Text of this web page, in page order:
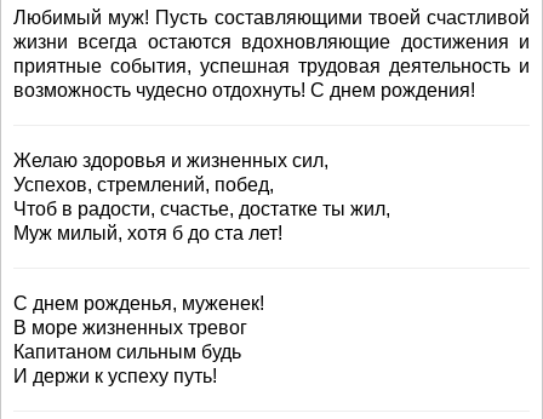
Любимый муж! Пусть составляющими твоей счастливой
жизни всегда остаются вдохновляющие достижения и
приятные события, успешная трудовая деятельность и
возможность чудесно отдохнуть! С днем рождения!
Желаю здоровья и жизненных сил,
Успехов, стремлений, побед,
Чтоб в радости, счастье, достатке ты жил,
Муж милый, хотя б до ста лет!
С днем рожденья, муженек!
В море жизненных тревог
Капитаном сильным будь
И держи к успеху путь!